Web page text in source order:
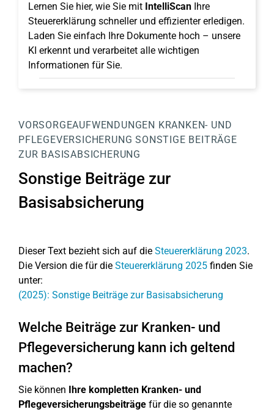
Lernen Sie hier, wie Sie mit IntelliScan Ihre
Steuererklärung schneller und effizienter erledigen.
Laden Sie einfach Ihre Dokumente hoch – unsere
KI erkennt und verarbeitet alle wichtigen
Informationen für Sie.
VORSORGEAUFWENDUNGEN KRANKEN- UND
PFLEGEVERSICHERUNG SONSTIGE BEITRÄGE
ZUR BASISABSICHERUNG
Sonstige Beiträge zur
Basisabsicherung
Dieser Text bezieht sich auf die Steuererklärung 2023.
Die Version die für die Steuererklärung 2025 finden Sie
unter:
(2025): Sonstige Beiträge zur Basisabsicherung
Welche Beiträge zur Kranken- und
Pflegeversicherung kann ich geltend
machen?
Sie können Ihre kompletten Kranken- und
Pflegeversicherungsbeiträge für die so genannte